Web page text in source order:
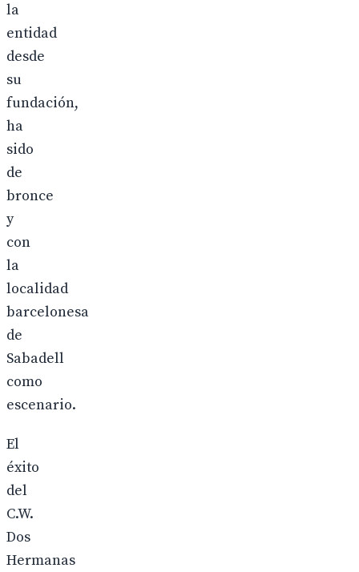
la
entidad
desde
su
fundación,
ha
sido
de
bronce
y
con
la
localidad
barcelonesa
de
Sabadell
como
escenario.
El
éxito
del
C.W.
Dos
Hermanas